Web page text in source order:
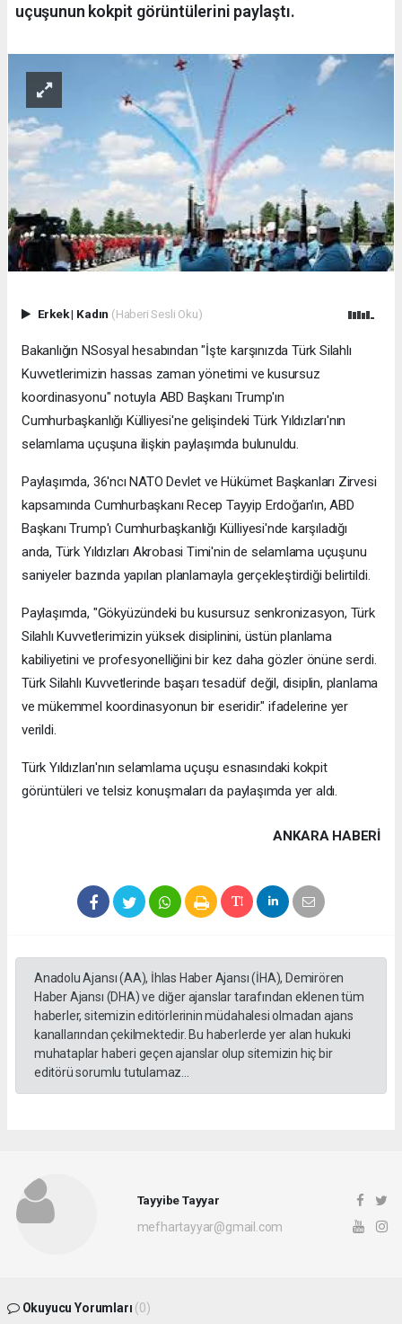
uçuşunun kokpit görüntülerini paylaştı.
Erkek| Kadın (Haberi Sesli Oku)
Bakanlığın NSosyal hesabından "İşte karşınızda Türk Silahlı
Kuvvetlerimizin hassas zaman yönetimi ve kusursuz
koordinasyonu" notuyla ABD Başkanı Trump'ın
Cumhurbaşkanlığı Külliyesi'ne gelişindeki Türk Yıldızları'nın
selamlama uçuşuna ilişkin paylaşımda bulunuldu.
Paylaşımda, 36'ncı NATO Devlet ve Hükümet Başkanları Zirvesi
kapsamında Cumhurbaşkanı Recep Tayyip Erdoğan'ın, ABD
Başkanı Trump'ı Cumhurbaşkanlığı Külliyesi'nde karşıladığı
anda, Türk Yıldızları Akrobasi Timi'nin de selamlama uçuşunu
saniyeler bazında yapılan planlamayla gerçekleştirdiği belirtildi.
Paylaşımda, "Gökyüzündeki bu kusursuz senkronizasyon, Türk
Silahlı Kuvvetlerimizin yüksek disiplinini, üstün planlama
kabiliyetini ve profesyonelliğini bir kez daha gözler önüne serdi.
Türk Silahlı Kuvvetlerinde başarı tesadüf değil, disiplin, planlama
ve mükemmel koordinasyonun bir eseridir." ifadelerine yer
verildi.
Türk Yıldızları'nın selamlama uçuşu esnasındaki kokpit
görüntüleri ve telsiz konuşmaları da paylaşımda yer aldı.
ANKARA HABERİ
Anadolu Ajansı (AA), İhlas Haber Ajansı (İHA), Demirören
Haber Ajansı (DHA) ve diğer ajanslar tarafından eklenen tüm
haberler, sitemizin editörlerinin müdahalesi olmadan ajans
kanallarından çekilmektedir. Bu haberlerde yer alan hukuki
muhataplar haberi geçen ajanslar olup sitemizin hiç bir
editörü sorumlu tutulamaz...
Tayyibe Tayyar
mefhartayyar@gmail.com
Okuyucu Yorumları (0)